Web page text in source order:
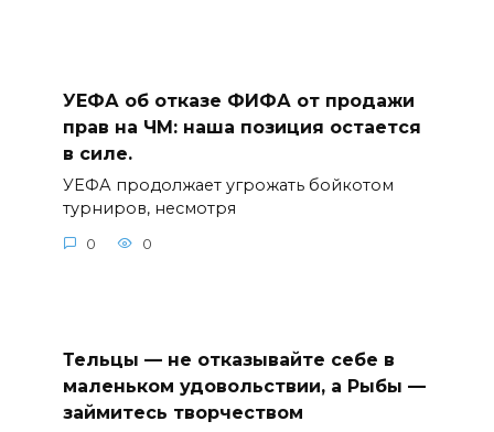
УЕФА об отказе ФИФА от продажи
прав на ЧМ: наша позиция остается
в силе.
УЕФА продолжает угрожать бойкотом
турниров, несмотря
0 0
Тельцы — не отказывайте себе в
маленьком удовольствии, а Рыбы —
займитесь творчеством